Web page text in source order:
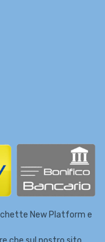
New Platform e